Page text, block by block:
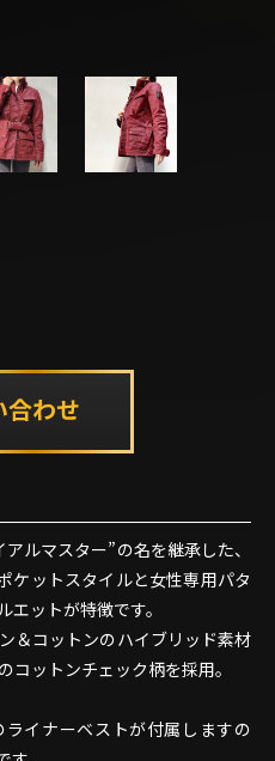
ルマスター”の名を継承した、
ケットスタイルと女性専用パタ
ットが特徴です。
＆コットンのハイブリッド素材
コットンチェック柄を採用。
イナーベストが付属しますの